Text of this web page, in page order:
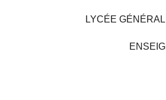
LYCÉE